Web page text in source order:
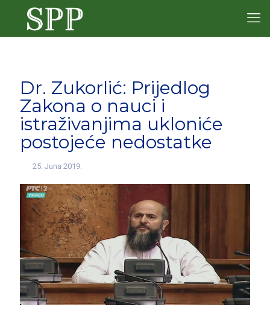
Dr. Zukorlić: Prijedlog
Zakona o nauci i
istraživanjima ukloniće
postojeće nedostatke
25. Juna 2019.